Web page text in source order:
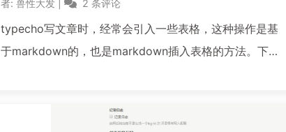
者: 兽性大发 2 条评论
typecho写文章时，经常会引入一些表格，这种操作是基
于markdown的，也是markdown插入表格的方法。下面
其中的 :-: 代表居中的...